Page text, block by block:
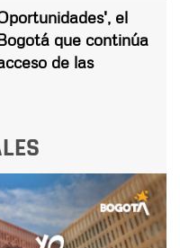
el
que continúa
de las